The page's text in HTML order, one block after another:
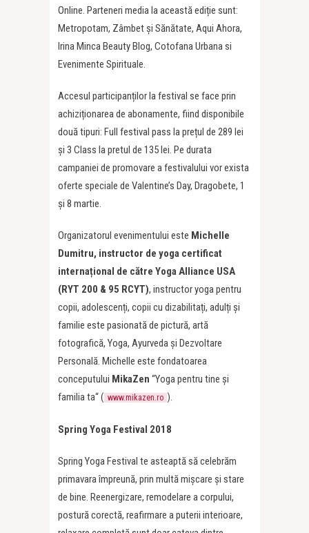
Online. Parteneri media la această ediție sunt:
Metropotam, Zâmbet și Sănătate, Aqui Ahora,
Irina Minca Beauty Blog, Cotofana Urbana si
Evenimente Spirituale.
Accesul participanților la festival se face prin
achiziționarea de abonamente, fiind disponibile
două tipuri: Full festival pass la prețul de 289 lei
și 3 Class la pretul de 135 lei. Pe durata
campaniei de promovare a festivalului vor exista
oferte speciale de Valentine’s Day, Dragobete, 1
și 8 martie.
Organizatorul evenimentului este Michelle
Dumitru, instructor de yoga certificat
internațional de către Yoga Alliance USA
(RYT 200 & 95 RCYT), instructor yoga pentru
copii, adolescenți, copii cu dizabilitați, adulți și
familie este pasionată de pictură, artă
fotografică, Yoga, Ayurveda și Dezvoltare
Personală. Michelle este fondatoarea
conceputului MikaZen “Yoga pentru tine și
familia ta“ ( www.mikazen.ro ).
Spring Yoga Festival 2018
Spring Yoga Festival te asteaptă să celebrăm
primavara împreună, prin multă mișcare și stare
de bine. Reenergizare, remodelare a corpului,
postură corectă, reafirmare a puterii interioare,